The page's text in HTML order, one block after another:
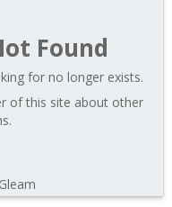
Found
for no longer exists.
of this site about other